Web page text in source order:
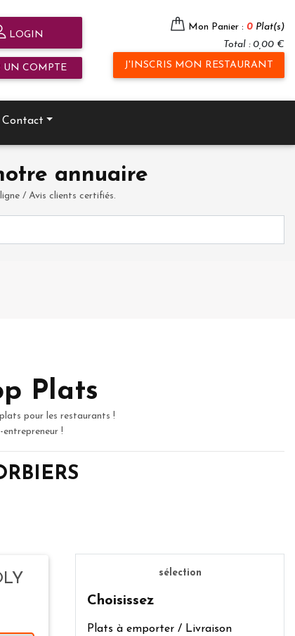
LOGIN
UN COMPTE
Mon Panier : 0 Plat(s)
Total : 0,00 €
J'INSCRIS MON RESTAURANT
Contact
annuaire
/ Avis clients certifiés.
Plats
pour les restaurants !
!
sélection
Choisissez
Plats à emporter / Livraison